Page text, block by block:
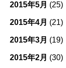
2015年5月 (25)
2015年4月 (21)
2015年3月 (19)
2015年2月 (30)